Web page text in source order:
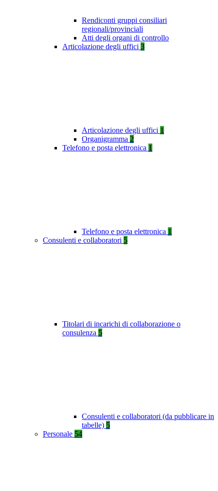
Rendiconti gruppi consiliari
regionali/provinciali
Atti degli organi di controllo
Articolazione degli uffici 3
Articolazione degli uffici 1
Organigramma 2
Telefono e posta elettronica 1
Telefono e posta elettronica 1
Consulenti e collaboratori 5
Titolari di incarichi di collaborazione o
consulenza 5
Consulenti e collaboratori (da pubblicare in
tabelle) 5
Personale 54